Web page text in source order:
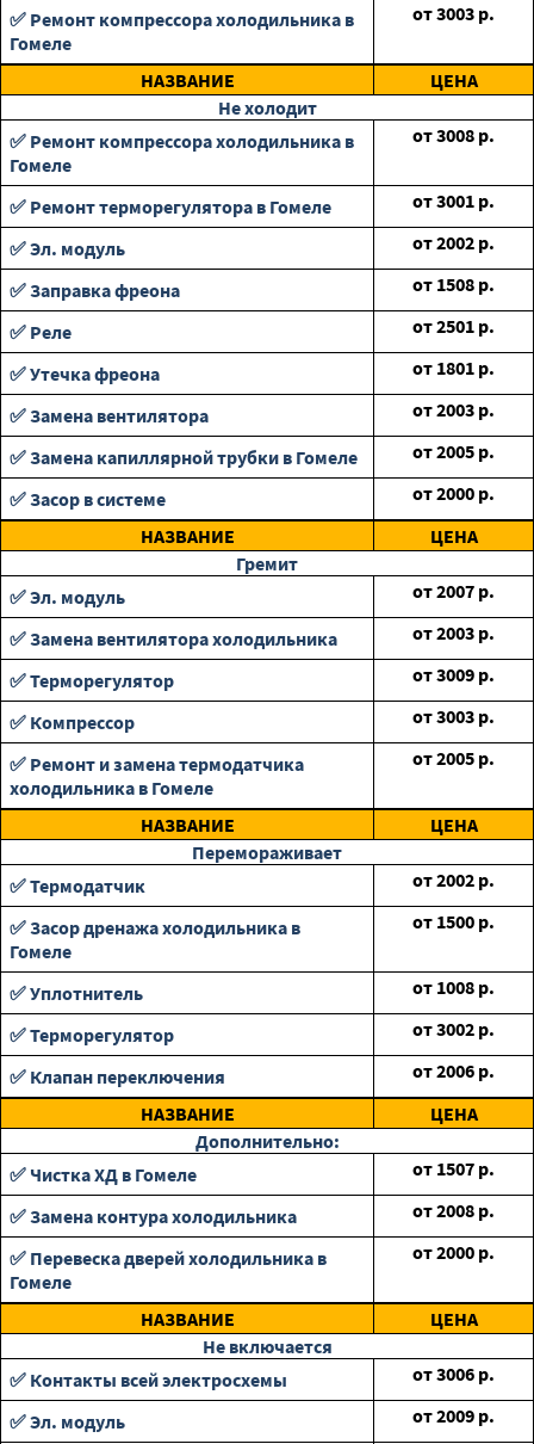
✅ Ремонт компрессора холодильника в
Гомеле
от3003 р.
НАЗВАНИЕ
ЦЕНА
Не холодит
✅ Ремонт компрессора холодильника в
Гомеле
от3008 р.
✅ Ремонт терморегулятора в Гомеле от3001 р.
✅ Эл. модуль
от2002 р.
✅ Заправка фреона
от 1508 р.
✅ Реле
от2501 р.
✅ Утечка фреона
от 1801 р.
✅ Замена вентилятора
от2003 р.
✅ Замена капиллярной трубки в Гомеле
от2005 р.
✅ Засор в системе
от2000 р.
НАЗВАНИЕ
ЦЕНА
Гремит
✅ Эл. модуль
от2007 р.
✅ Замена вентилятора холодильника
от2003 р.
✅ Терморегулятор
от3009 р.
✅ Компрессор
от3003 р.
✅ Ремонт и замена термодатчика
холодильника в Гомеле
от2005 р.
НАЗВАНИЕ
ЦЕНА
Перемораживает
✅ Термодатчик
от2002 р.
✅ Засор дренажа холодильника в
Гомеле
от 1500 р.
✅ Уплотнитель от 1008 р.
✅ Терморегулятор
от3002 р.
✅ Клапан переключения
от2006 р.
НАЗВАНИЕ
ЦЕНА
Дополнительно:
✅ Чистка ХД в Гомеле
от 1507 р.
✅ Замена контура холодильника
от2008 р.
✅ Перевеска дверей холодильника в
Гомеле
от2000 р.
НАЗВАНИЕ
ЦЕНА
Не включается
✅ Контакты всей электросхемы
от3006 р.
✅ Эл. модуль
от2009 р.